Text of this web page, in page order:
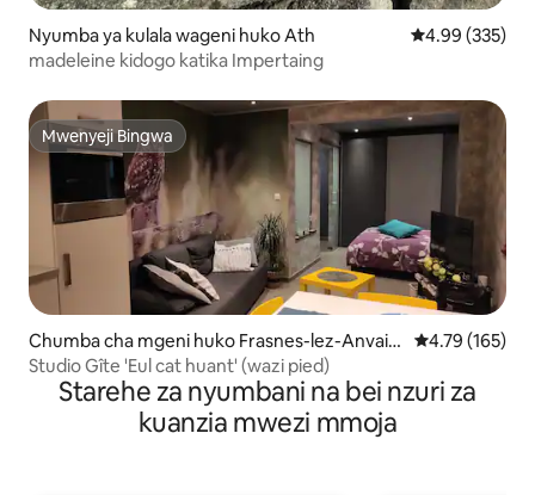
Nyumba ya kulala wageni huko Ath Ukadiriaji wa
4.99 (335)
madeleine kidogo katika Impertaing
Mwenyeji Bingwa
Mwenyeji Bingwa
Chumba cha mgeni huko Frasnes-lez-Anvain
g
Ukadiriaji wa
4.79 (165)
Studio Gîte 'Eul cat huant' (wazi pied)
Starehe za nyumbani na bei nzuri za
kuanzia mwezi mmoja